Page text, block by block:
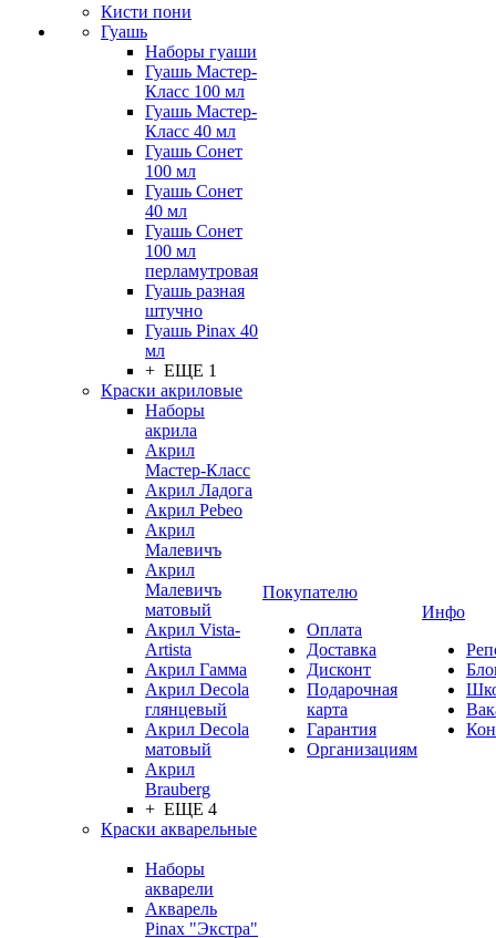
Кисти пони
Гуашь
Наборы гуаши
Гуашь Мастер-
Класс 100 мл
Гуашь Мастер-
Класс 40 мл
Гуашь Сонет
100 мл
Гуашь Сонет
40 мл
Гуашь Сонет
100 мл
перламутровая
Гуашь разная
штучно
Гуашь Pinax 40
мл
+ ЕЩЕ 1
Краски акриловые
Наборы
акрила
Акрил
Мастер-Класс
Акрил Ладога
Акрил Pebeo
Акрил
Малевичъ
Акрил
Малевичъ
матовый
Акрил Vista-
Artista
Акрил Гамма
Акрил Decola
глянцевый
Акрил Decola
матовый
Акрил
Brauberg
+ ЕЩЕ 4
Краски акварельные
Наборы
акварели
Акварель
Pinax "Экстра"
Покупателю
Оплата
Доставка
Дисконт
Подарочная
карта
Гарантия
Организациям
Инфо